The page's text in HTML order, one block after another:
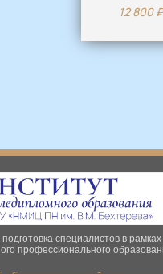
12 800₽
специалистов в рамках
профессионального